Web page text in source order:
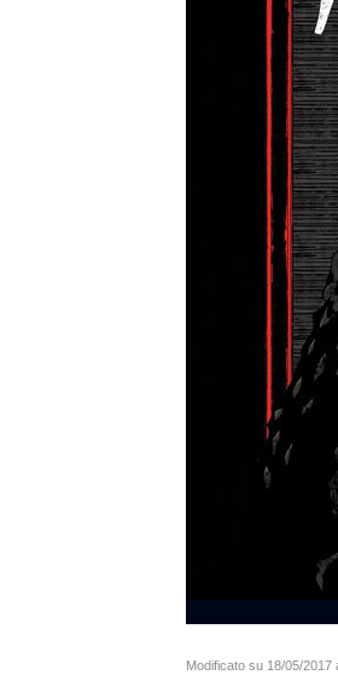
Modificato su 18/05/